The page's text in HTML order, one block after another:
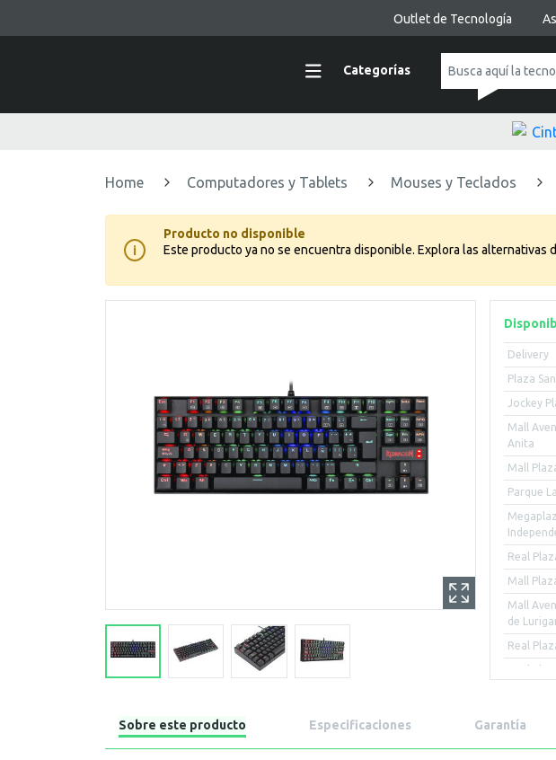
Outlet de Tecnología
Categorías
Home Computadores y Tablets Mouses y Teclados
i
Producto no disponible
Este producto ya no se encuentra disponible. Explora las alternativas
Delivery
Plaza
Jockey
Mall
Anita
Mall
Parque
Real
Mall
Mall
de
Real
Real
Mall
Sobre este producto Especificaciones Garantía